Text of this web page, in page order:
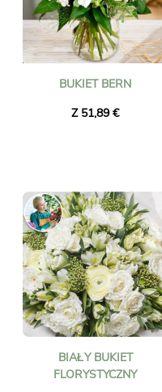
BUKIET BERN
Z 51,89 €
BIAŁY BUKIET
FLORYSTYCZNY